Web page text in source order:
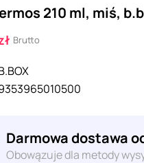
210 ml, miś,
Brutto
Darmowa dostawa
Obowązuje dla metody